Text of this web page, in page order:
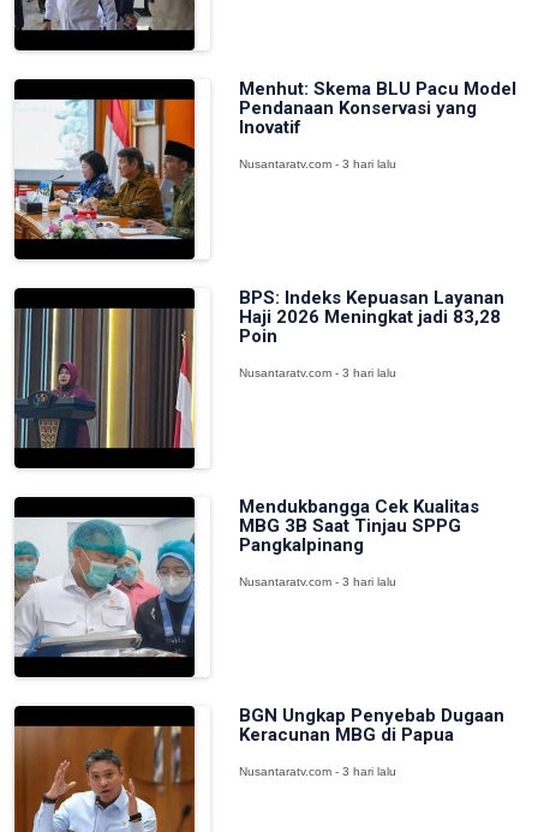
Menhut: Skema BLU Pacu Model
Pendanaan Konservasi yang
Inovatif
Nusantaratv.com - 3 hari lalu
BPS: Indeks Kepuasan Layanan
Haji 2026 Meningkat jadi 83,28
Poin
Nusantaratv.com - 3 hari lalu
Mendukbangga Cek Kualitas
MBG 3B Saat Tinjau SPPG
Pangkalpinang
Nusantaratv.com - 3 hari lalu
BGN Ungkap Penyebab Dugaan
Keracunan MBG di Papua
Nusantaratv.com - 3 hari lalu